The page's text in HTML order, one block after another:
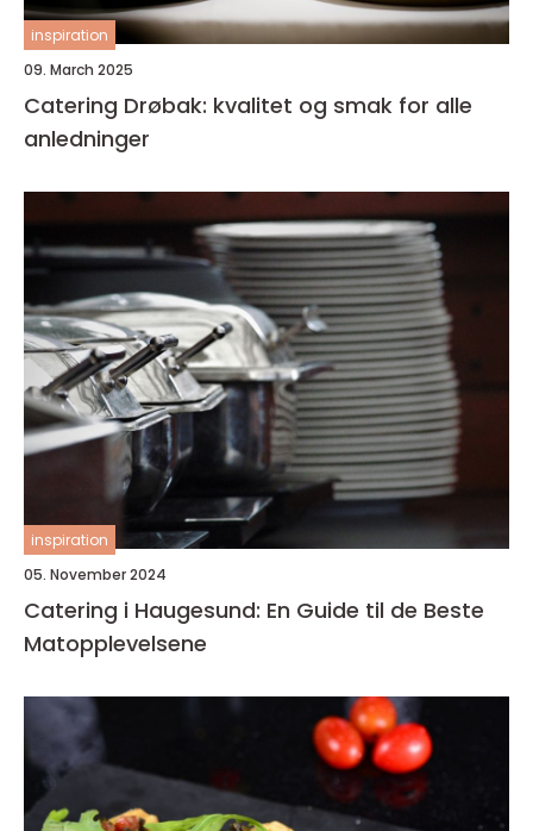
inspiration
09. March 2025
Catering Drøbak: kvalitet og smak for alle
anledninger
inspiration
05. November 2024
Catering i Haugesund: En Guide til de Beste
Matopplevelsene